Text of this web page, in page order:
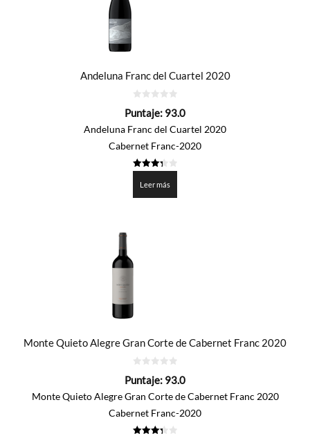
Andeluna Franc del Cuartel 2020
de
Puntaje: 93.0
Andeluna Franc del Cuartel 2020
Cabernet Franc-2020
de 5
Leer más
Monte Quieto Alegre Gran Corte de Cabernet Franc 2020
de
Puntaje: 93.0
Monte Quieto Alegre Gran Corte de Cabernet Franc 2020
Cabernet Franc-2020